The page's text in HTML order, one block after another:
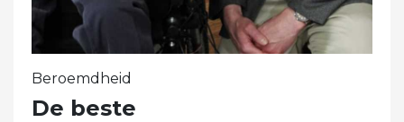
Beroemdheid
De beste